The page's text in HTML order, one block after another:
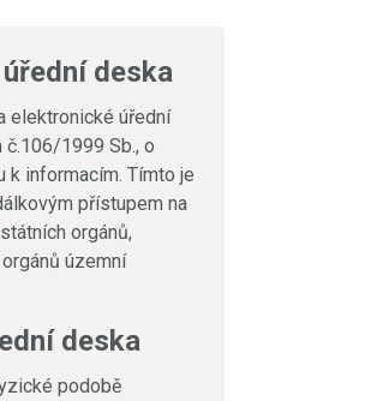
deska
elektronické úřední
1999 Sb., o
k informacím. Tímto je
přístupem na
orgánů,
územní
deska
podobě